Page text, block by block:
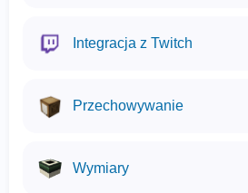
Integracja z Twitch
Przechowywanie
Wymiary